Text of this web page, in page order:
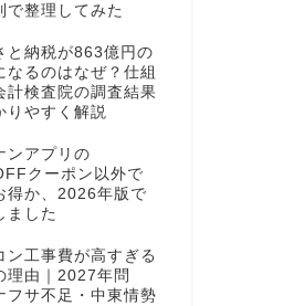
で整理してみた
と納税が863億円の
なるのはなぜ？仕組
計検査院の調査結果
りやすく解説
ンアプリの
クーポン以外で
得か、2026年版で
ました
ン工事費が高すぎる
理由｜2027年問
フサ不足・中東情勢